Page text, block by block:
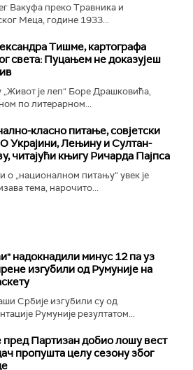
Вакуфа преко Травника и
Меца, године 1933...
Тишме, картографа
света: Пуцањем не доказујеш
је леп“ Боре Драшковића,
по литерарном...
класнo питање, совјетски
О Украјини, Лењину и Султан-
читајући књигу Ричарда Пајпса
о „националном питању“ увек је
тема, нарочито...
надокнадили минус 12 па уз
изгубили од Румуније на
Србије изгубили су од
Румуније резултатом...
пред Партизан добио лошу вест
пропушта целу сезону због